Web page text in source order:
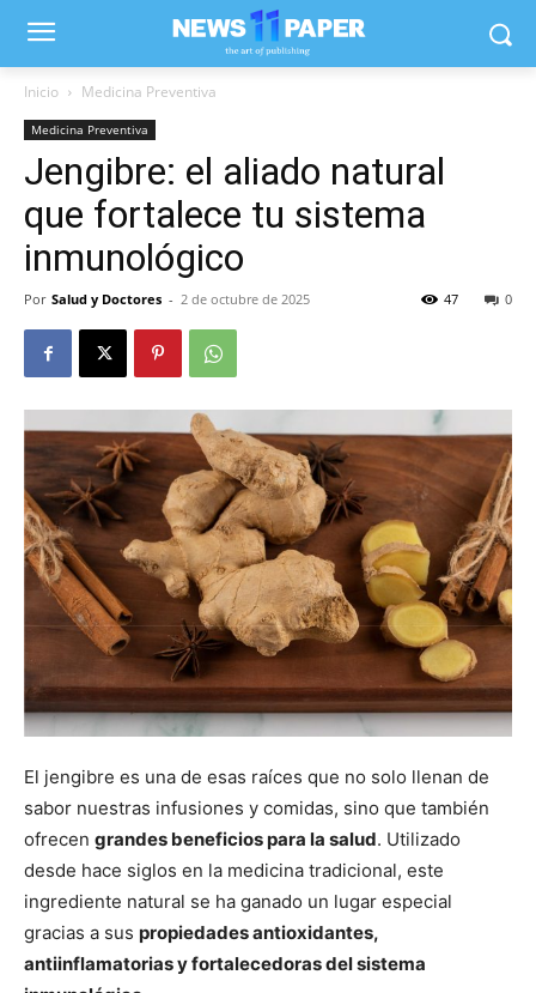
Inicio Medicina Preventiva
Medicina Preventiva
Jengibre: el aliado natural
que fortalece tu sistema
inmunológico
Por Salud y Doctores - 2 de octubre de 2025 0
47
El jengibre es una de esas raíces que no solo llenan de
sabor nuestras infusiones y comidas, sino que también
ofrecen grandes beneficios para la salud. Utilizado
desde hace siglos en la medicina tradicional, este
ingrediente natural se ha ganado un lugar especial
gracias a sus propiedades antioxidantes,
antiinflamatorias y fortalecedoras del sistema